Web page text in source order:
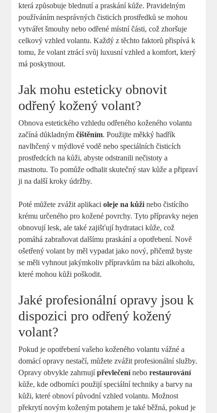
která způsobuje blednutí a praskání kůže. Pravidelným
používáním nesprávných čisticích prostředků se mohou
vytvářet šmouhy nebo odřené místní části, což zhoršuje
celkový vzhled volantu. Každý z těchto faktorů přispívá k
tomu, že volant ztrácí svůj luxusní vzhled a komfort, který
má poskytnout.
Jak mohu esteticky obnovit
odřený kožený volant?
Obnova estetického vzhledu odřeného koženého volantu
začíná důkladnýmčištěním. Použijte měkký hadřík
navlhčený v mýdlové vodě nebo speciálních čisticích
prostředcích na kůži, abyste odstranili nečistoty a
mastnotu. To pomůže odhalit skutečný stav kůže a připraví
ji na další kroky údržby.
Poté můžete zvážit aplikacioleje na kůži nebo čistícího
krému určeného pro kožené povrchy. Tyto přípravky nejen
obnovují lesk, ale také zajišťují hydrataci kůže, což
pomáhá zabraňovat dalšímu praskání a opotřebení. Nově
ošetřený volant by měl vypadat jako nový, přičemž byste
se měli vyhnout jakýmkoliv přípravkům na bázi alkoholu,
které mohou kůži poškodit.
Jaké profesionální opravy jsou k
dispozici pro odřený kožený
volant?
Pokud je opotřebení vašeho koženého volantu vážné a
domácí opravy nestačí, můžete zvážit profesionální služby.
Opravy obvykle zahrnujípřevlečeníneborestaurování
kůže, kde odborníci použijí speciální techniky a barvy na
kůži, které obnoví původní vzhled volantu. Možnost
překrytí novým koženým potahem je také běžná, pokud je